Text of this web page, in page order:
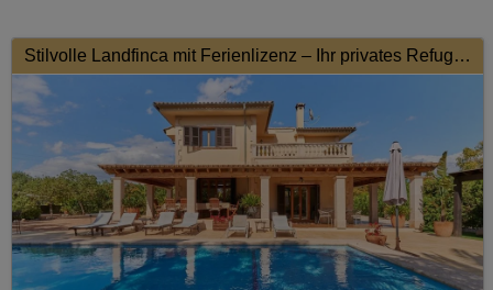
Stilvolle Landfinca mit Ferienlizenz – Ihr privates Refugium in Son Sardina